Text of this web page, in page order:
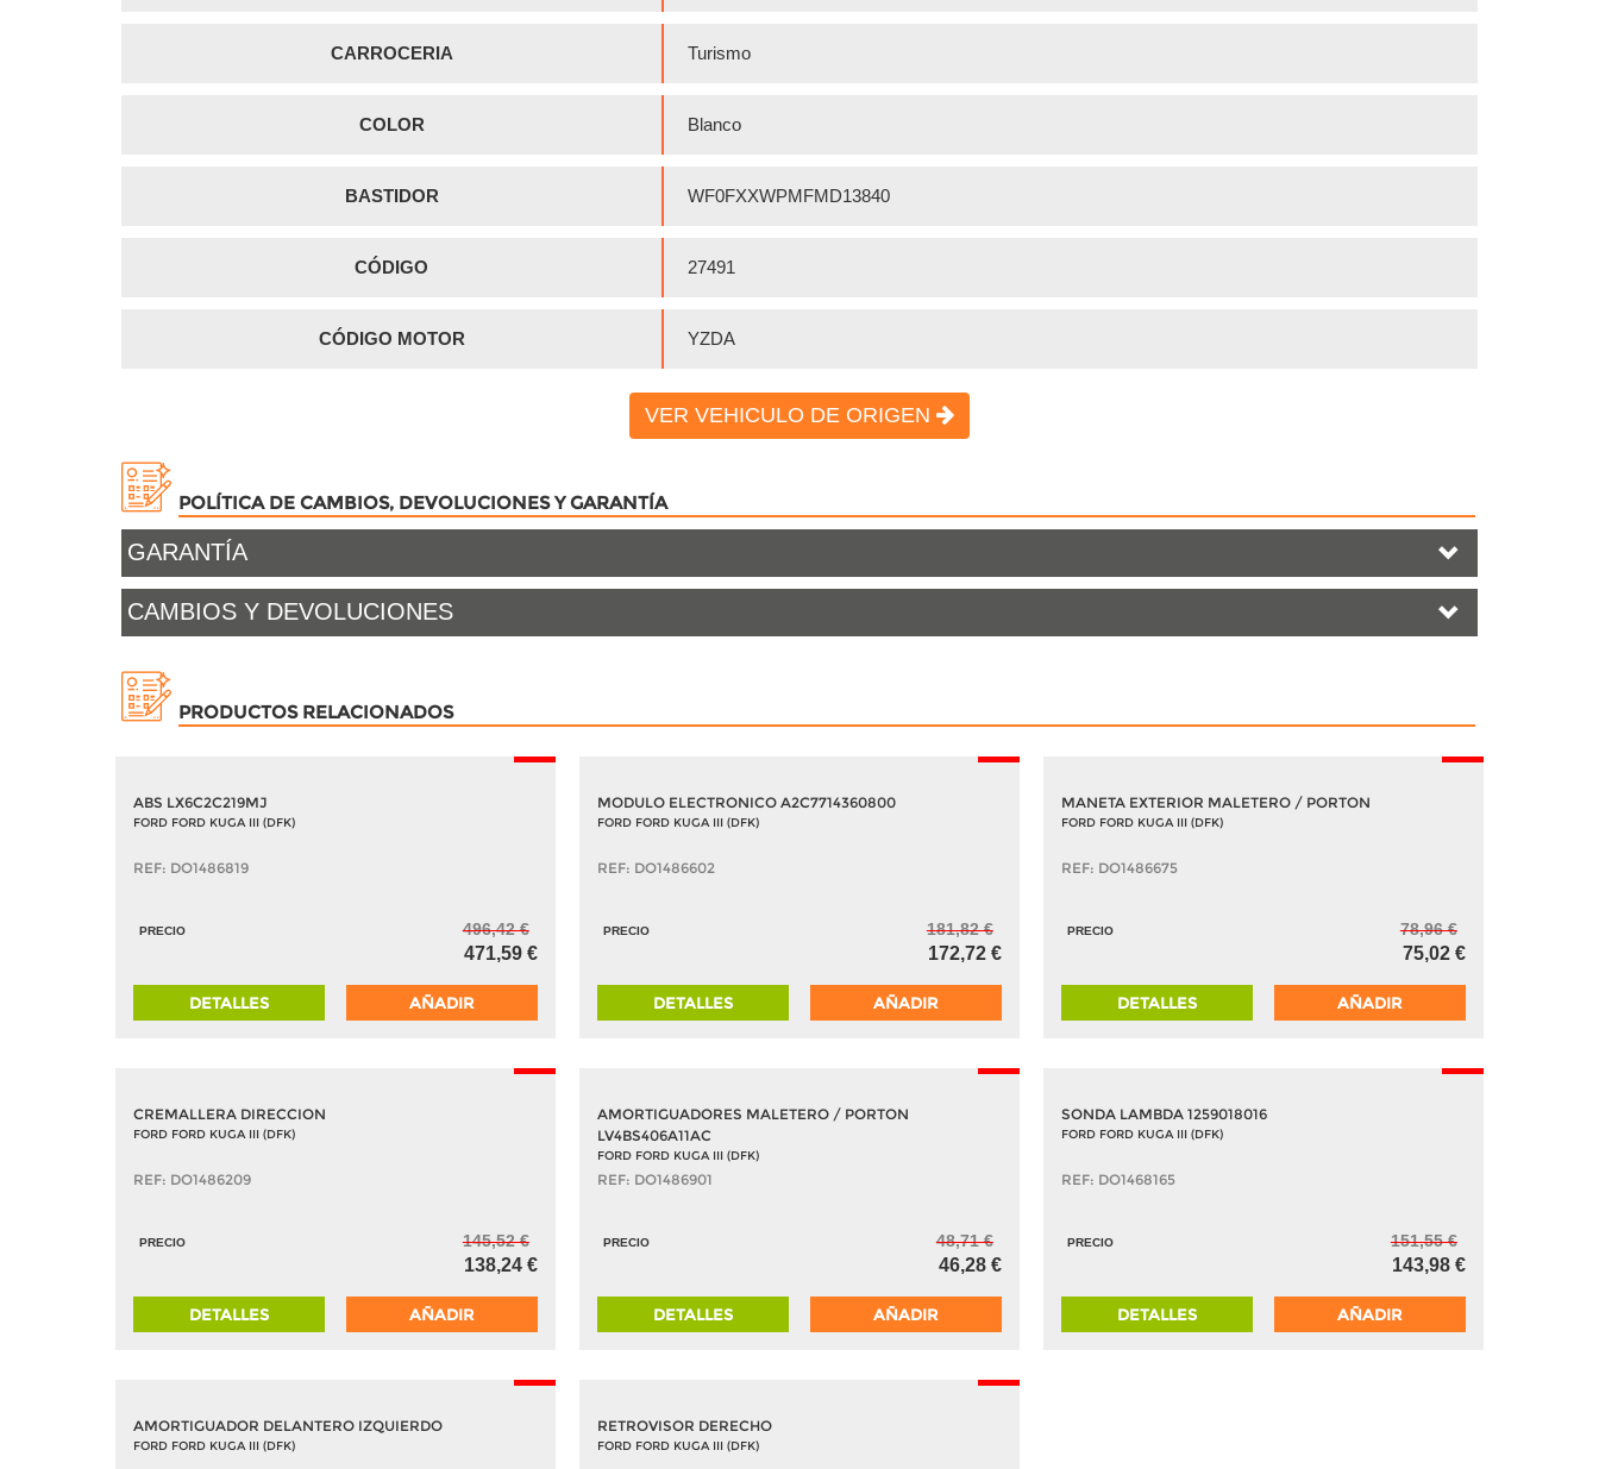
CARROCERIA Turismo
COLOR Blanco
BASTIDOR WF0FXXWPMFMD13840
CÓDIGO 27491
CÓDIGO MOTOR YZDA
VER VEHICULO DE ORIGEN
POLÍTICA DE CAMBIOS, DEVOLUCIONES Y GARANTÍA
GARANTÍA
CAMBIOS Y DEVOLUCIONES
PRODUCTOS RELACIONADOS
ABS LX6C2C219MJ
FORD FORD KUGA III (DFK)
REF: DO1486819
PRECIO 496,42 €
471,59 €
DETALLES AÑADIR
MODULO ELECTRONICO A2C7714360800
FORD FORD KUGA III (DFK)
REF: DO1486602
PRECIO 181,82 €
172,72 €
DETALLES AÑADIR
MANETA EXTERIOR MALETERO / PORTON
FORD FORD KUGA III (DFK)
REF: DO1486675
PRECIO 78,96 €
75,02 €
DETALLES AÑADIR
CREMALLERA DIRECCION
FORD FORD KUGA III (DFK)
REF: DO1486209
PRECIO 145,52 €
138,24 €
DETALLES AÑADIR
AMORTIGUADORES MALETERO / PORTON
LV4BS406A11AC
FORD FORD KUGA III (DFK)
REF: DO1486901
PRECIO 48,71 €
46,28 €
DETALLES AÑADIR
SONDA LAMBDA 1259018016
FORD FORD KUGA III (DFK)
REF: DO1468165
PRECIO 151,55 €
143,98 €
DETALLES AÑADIR
AMORTIGUADOR DELANTERO IZQUIERDO
FORD FORD KUGA III (DFK)
RETROVISOR DERECHO
FORD FORD KUGA III (DFK)